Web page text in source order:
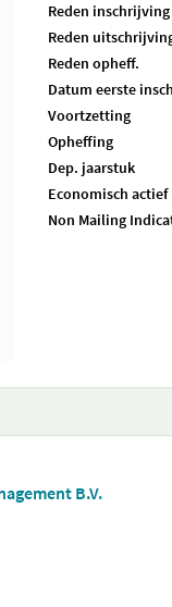
Reden inschrijving
Reden
Reden opheff.
Datum eerste
Voortzetting
Opheffing
Dep. jaarstuk
Economisch actief
Non Mailing
B.V.